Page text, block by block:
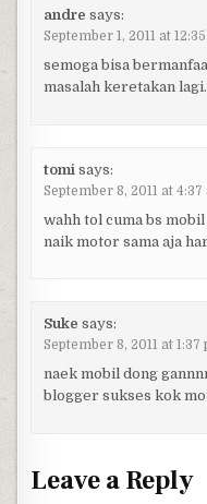
andre says:
September 1, 2011 at
semoga bisa
masalah keretakan lagi.
tomi says:
September 8, 2011 at 4:37
wahh tol cuma bs mobil
naik motor sama aja
Suke says:
September 8, 2011 at 1:37
naek mobil dong
blogger sukses kok
Leave a Reply